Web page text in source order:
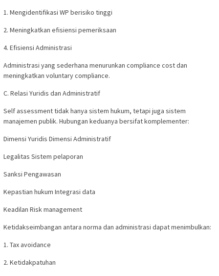
1. Mengidentifikasi WP berisiko tinggi
2. Meningkatkan efisiensi pemeriksaan
4. Efisiensi Administrasi
Administrasi yang sederhana menurunkan compliance cost dan
meningkatkan voluntary compliance.
C. Relasi Yuridis dan Administratif
Self assessment tidak hanya sistem hukum, tetapi juga sistem
manajemen publik. Hubungan keduanya bersifat komplementer:
Dimensi Yuridis Dimensi Administratif
Legalitas Sistem pelaporan
Sanksi Pengawasan
Kepastian hukum Integrasi data
Keadilan Risk management
Ketidakseimbangan antara norma dan administrasi dapat menimbulkan:
1. Tax avoidance
2. Ketidakpatuhan